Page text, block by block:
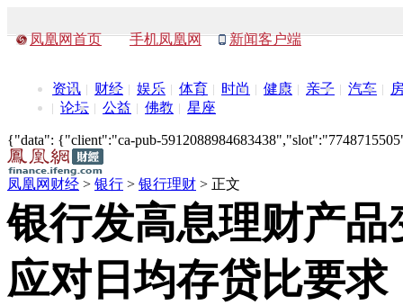
凤凰网首页 手机凤凰网 新闻客户端
资讯 财经 娱乐 体育 时尚 健康 亲子 汽车
论坛
公益 佛教 星座
{"data": {"client":"ca-pub-
凤凰网财经 > 银行 > 银行理财 > 正文
银行发高息理财产品
应对日均存贷比要求